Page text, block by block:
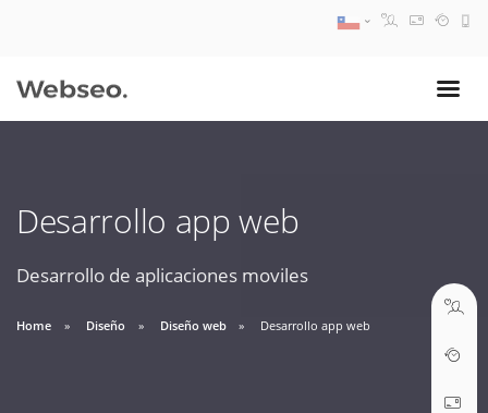
Desarrollo app web
Desarrollo de aplicaciones moviles
Home Diseño Diseño web Desarrollo app web
09:30 AM A 18:30 PM
soporte@webseo.cl